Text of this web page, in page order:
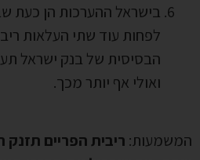
לפחות עוד שתי העלאות
ואולי אף יותר מכך.
המשמעות: